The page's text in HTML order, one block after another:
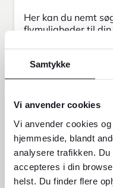
Samtykke
Vi anvender cookies
Vi anvender cookies
hjemmeside, blandt
analysere trafikken.
accepteres i din
helst. Du finder flere
Her kan du nemt
flymuligheder til din
Tur & retur
Fra
Til
Rejsedato